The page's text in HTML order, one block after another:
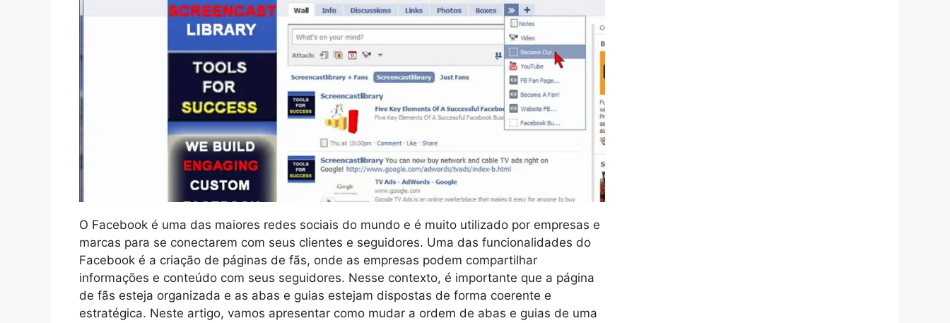
O Facebook é uma das maiores redes sociais do mundo e é muito utilizado por empresas e
marcas para se conectarem com seus clientes e seguidores. Uma das funcionalidades do
Facebook é a criação de páginas de fãs, onde as empresas podem compartilhar
informações e conteúdo com seus seguidores. Nesse contexto, é importante que a página
de fãs esteja organizada e as abas e guias estejam dispostas de forma coerente e
estratégica. Neste artigo, vamos apresentar como mudar a ordem de abas e guias de uma